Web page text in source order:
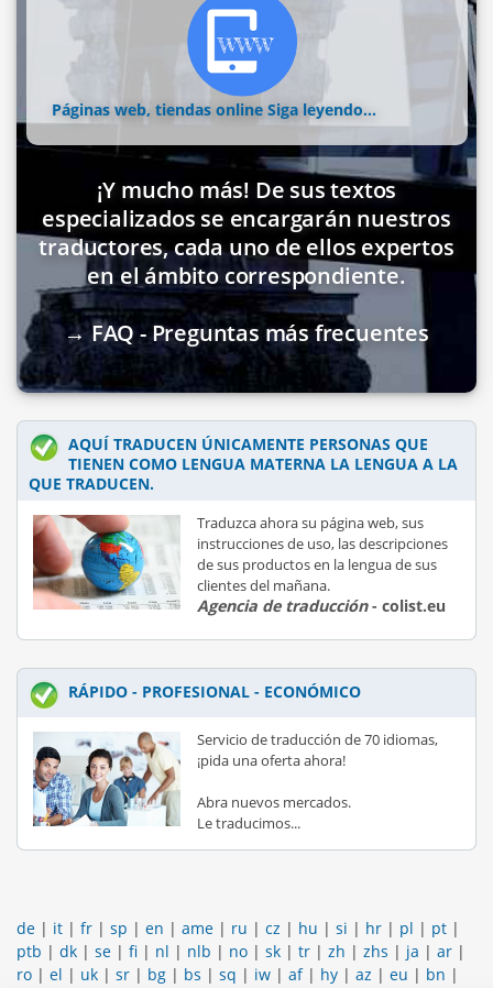
Páginas web, tiendas online Siga leyendo...
¡Y mucho más! De sus textos
especializados se encargarán nuestros
traductores, cada uno de ellos expertos
en el ámbito correspondiente.
→ FAQ - Preguntas más frecuentes
AQUÍ TRADUCEN ÚNICAMENTE PERSONAS QUE
TIENEN COMO LENGUA MATERNA LA LENGUA A LA
QUE TRADUCEN.
Traduzca ahora su página web, sus
instrucciones de uso, las descripciones
de sus productos en la lengua de sus
clientes del mañana.
Agencia de traducción- colist.eu
RÁPIDO - PROFESIONAL - ECONÓMICO
Servicio de traducción de 70 idiomas,
¡pida una oferta ahora!
Abra nuevos mercados.
Le traducimos...
de | it | fr | sp | en | ame | ru | cz | hu | si | hr | pl | pt |
ptb | dk | se | fi | nl | nlb | no | sk | tr | zh | zhs | ja | ar |
ro | el | uk | sr | bg | bs | sq | iw | af| hy | az | eu | bn |